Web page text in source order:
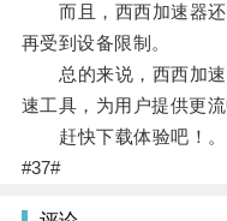
而且，西西加速器还
再受到设备限制。
总的来说，西西加速
速工具，为用户提供更
赶快下载体验吧！。
#37#